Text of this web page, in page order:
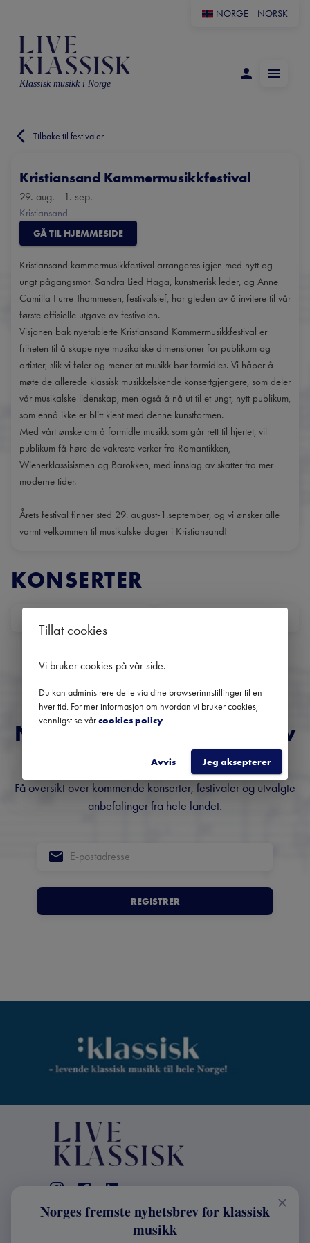
NORGE NORSK
Klassisk musikk i Norge
Tilbake til festivaler
Kristiansand Kammermusikkfestival
29. aug. - 1. sep.
Kristiansand
GÅ TIL HJEMMESIDE
Kristiansand kammermusikkfestival arrangeres igjen med nytt og
ungt pågangsmot. Sandra Lied Haga, kunstnerisk leder, og Anne
Camilla Furre Thommesen, festivalsjef, har gleden av å invitere til vår
første offisielle utgave av festivalen.
Visjonen bak nyetablerte Kristiansand Kammermusikkfestival er
friheten til å skape nye musikalske dimensjoner for publikum og
artister, slik vi føler og mener at musikk bør formidles. Vi håper å
møte de allerede klassisk musikkelskende konsertgjengere, som deler
vår musikalske lidenskap, men også å nå ut til et ungt, nytt publikum,
som ennå ikke er blitt kjent med denne kunstformen.
Med vårt ønske om å formidle musikk som går rett til hjertet, vil
publikum få høre de vakreste verker fra Romantikken,
Wienerklassisismen og Barokken, med innslag av skatter fra mer
moderne tider.
Årets festival finner sted 29. august-1.september, og vi ønsker alle
varmt velkommen til musikalske dager i Kristiansand!
KONSERTER
Ingen kommende konserter
Bruk datofilteret for å se tidligere konserter.
Norges fremste nyhetsbrev
om klassisk musikk
Få oversikt over kommende konserter, festivaler og utvalgte
anbefalinger fra hele landet.
REGISTRER
KONTAKT
Live Klassisk: +47 98670803
Norges fremste nyhetsbrev for klassisk
musikk
Tillat cookies
Vi bruker cookies på vår side.
Du kan administrere dette via dine browserinnstillinger til en
hver tid. For mer informasjon om hvordan vi bruker cookies,
vennligst se vårcookies policy.
Avvis Jeg aksepterer